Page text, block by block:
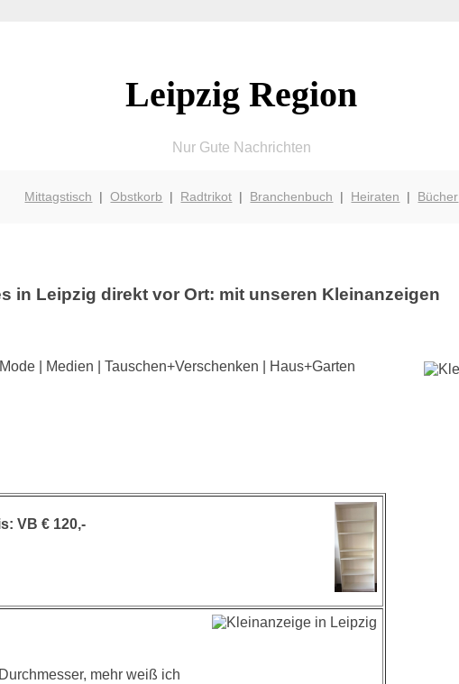
Leipzig Region
Nur Gute Nachrichten
Mittagstisch |Obstkorb | Radtrikot | Branchenbuch | Heiraten | Bücher
in Leipzig direkt vor Ort: mit unseren Kleinanzeigen
| Medien | Tauschen+Verschenken | Haus+Garten
VB € 120,-
mehr weiß ich